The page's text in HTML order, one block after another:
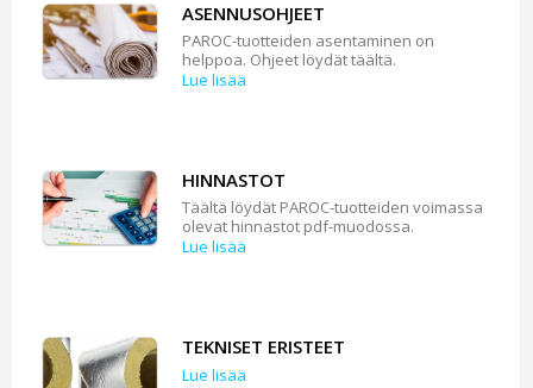
ASENNUSOHJEET
PAROC-tuotteiden asentaminen on
helppoa. Ohjeet löydät täältä.
Lue lisää
HINNASTOT
Täältä löydät PAROC-tuotteiden voimassa
olevat hinnastot pdf-muodossa.
Lue lisää
TEKNISET ERISTEET
Lue lisää